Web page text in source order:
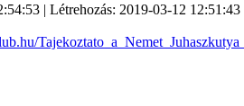
| Létrehozás: 2019-03-12 12:51:43